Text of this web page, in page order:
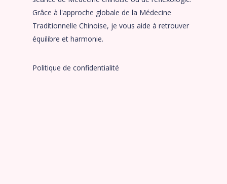
Grâce à l'approche globale de la Médecine
Traditionnelle Chinoise, je vous aide à retrouver
équilibre et harmonie.
Politique de confidentialité